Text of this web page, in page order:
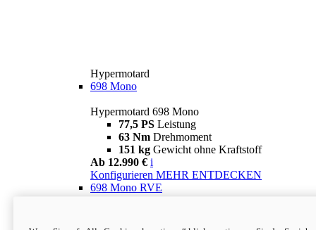
Hypermotard
698 Mono
Hypermotard 698 Mono
77,5 PS Leistung
63 Nm Drehmoment
151 kg Gewicht ohne Kraftstoff
Ab 12.990 € i
Konfigurieren MEHR ENTDECKEN
698 Mono RVE
77,5 PS
Leistung